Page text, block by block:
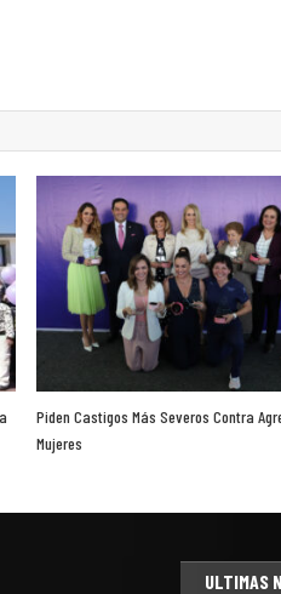
Piden Castigos Más Severos Contra
Mujeres
ULTIMAS